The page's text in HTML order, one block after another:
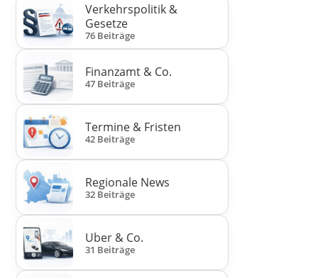
Verkehrspolitik &
Gesetze
76 Beiträge
Finanzamt & Co.
47 Beiträge
Termine & Fristen
42 Beiträge
Regionale News
32 Beiträge
Uber & Co.
31 Beiträge